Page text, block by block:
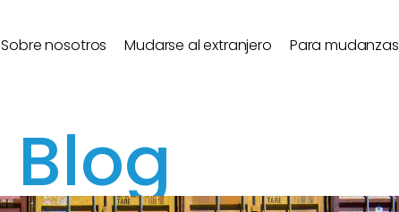
Sobre nosotros Mudarse al extranjero Para mudanzas
Blog